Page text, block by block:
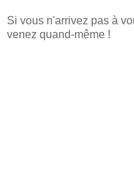
Si vous n'arrivez pas à
venez quand-même !